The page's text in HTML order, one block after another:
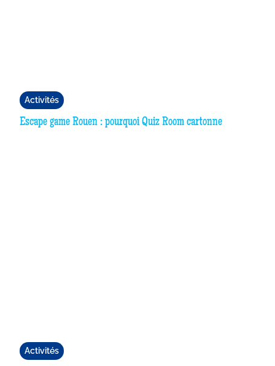
Activités
Escape game Rouen : pourquoi Quiz Room cartonne
Activités